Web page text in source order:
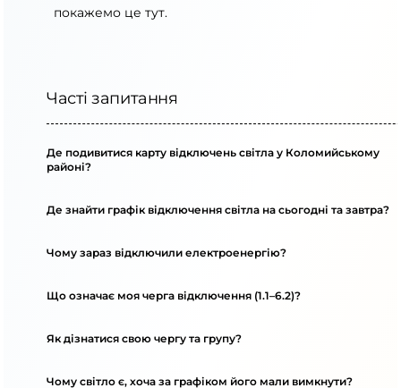
покажемо це тут.
Часті запитання
Де подивитися карту відключень світла у Коломийському
районі?
Де знайти графік відключення світла на сьогодні та завтра?
Чому зараз відключили електроенергію?
Що означає моя черга відключення (1.1–6.2)?
Як дізнатися свою чергу та групу?
Чому світло є, хоча за графіком його мали вимкнути?